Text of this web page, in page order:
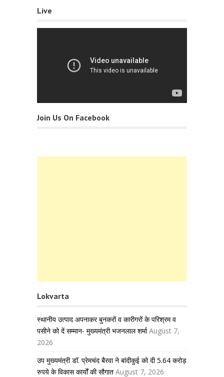
Live
Join Us On Facebook
Lokvarta
स्थानीय उत्पाद अपनाकर बुनकरों व कारीगरों के परिश्रम व
पसीने को दें सम्मान- मुख्यमंत्री भजनलाल शर्मा August 7,
2026
उप मुख्यमंत्री डॉ. प्रेमचंद बैरवा ने बांदीकुई को दी 5.64 करोड़
रुपये के विकास कार्यों की सौगात August 7, 2026